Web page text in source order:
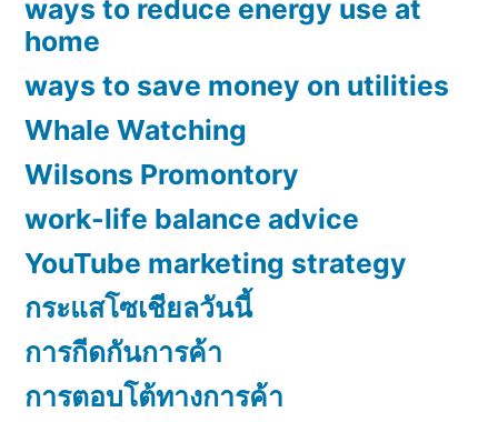
ways to reduce energy use at
home
ways to save money on utilities
Whale Watching
Wilsons Promontory
work-life balance advice
YouTube marketing strategy
กระแสโซเชียลวันนี้
การกีดกันการค้า
การตอบโต้ทางการค้า